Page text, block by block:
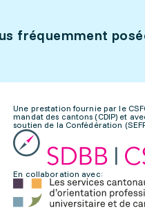
fréquemment
Une prestation fournie par le
mandat des cantons (CDIP) et
soutien de la Confédération
En collaboration avec: